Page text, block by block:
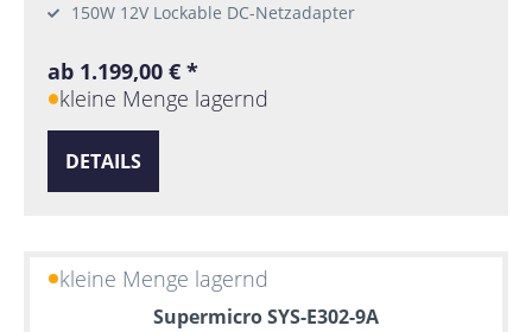
150W 12V Lockable DC-Netzadapter
ab 1.199,00 € *
kleine Menge lagernd
DETAILS
kleine Menge lagernd
Supermicro SYS-E302-9A